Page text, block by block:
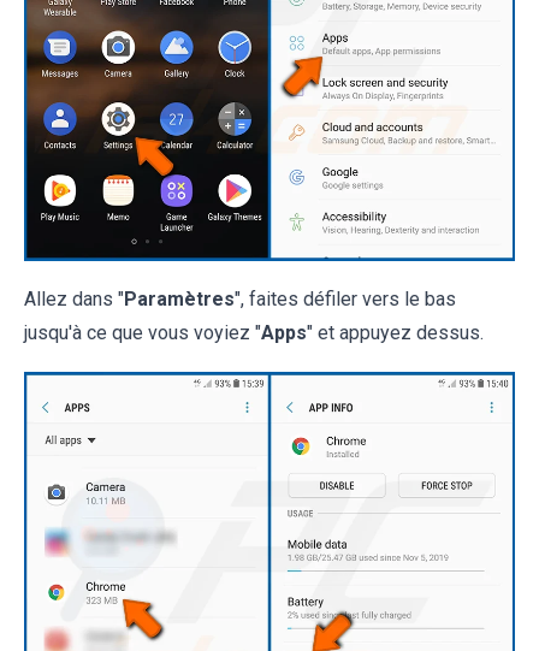
Allez dans "Paramètres", faites défiler vers le bas
jusqu'à ce que vous voyiez "Apps" et appuyez dessus.